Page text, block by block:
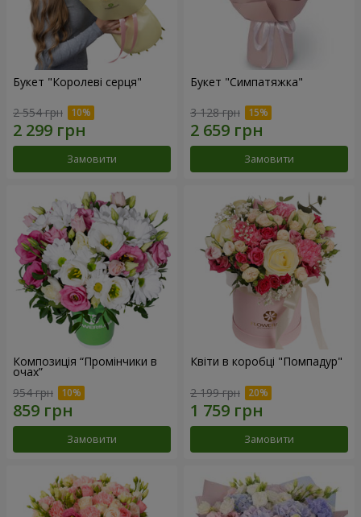
Букет "Королеві серця"
2 554 грн
Замовити
Букет "Симпатяжка"
3 128 грн
Замовити
Композиція “Промінчики в
очах”
954 грн
Замовити
Квіти в коробці "Помпадур"
2 199 грн
Замовити